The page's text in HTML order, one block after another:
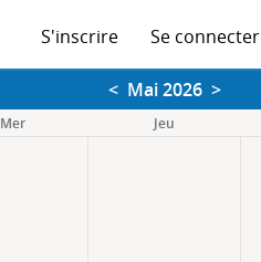
S'inscrire Se connecter
< Mai 2026 >
Mer Jeu